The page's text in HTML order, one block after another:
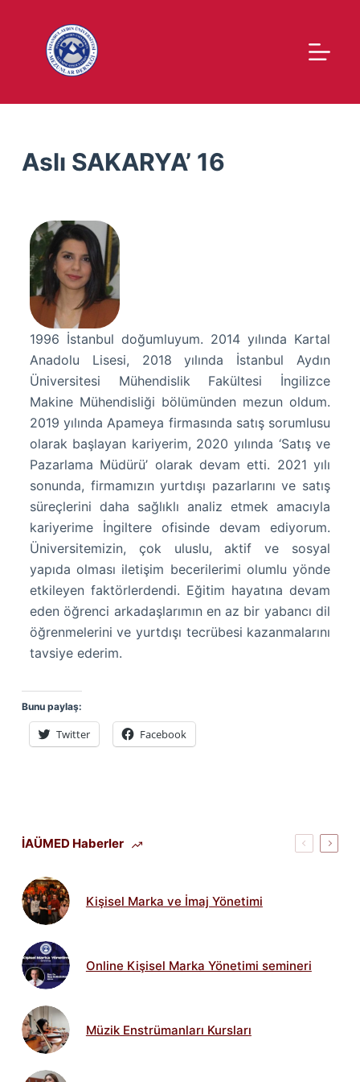
t
oAslı SAKARYA’ 16
1996 İstanbul doğumluyum. 2014 yılında Kartal
Anadolu Lisesi, 2018 yılında İstanbul Aydın
Üniversitesi Mühendislik Fakültesi İngilizce
Makine Mühendisliği bölümünden mezun oldum.
2019 yılında Apameya firmasında satış sorumlusu
olarak başlayan kariyerim, 2020 yılında ‘Satış ve
Pazarlama Müdürü’ olarak devam etti. 2021 yılı
sonunda, firmamızın yurtdışı pazarlarını ve satış
süreçlerini daha sağlıklı analiz etmek amacıyla
kariyerime İngiltere ofisinde devam ediyorum.
Üniversitemizin, çok uluslu, aktif ve sosyal
yapıda olması iletişim becerilerimi olumlu yönde
etkileyen faktörlerdendi. Eğitim hayatına devam
eden öğrenci arkadaşlarımın en az bir yabancı dil
öğrenmelerini ve yurtdışı tecrübesi kazanmalarını
tavsiye ederim.
Bunu paylaş:
Twitter Facebook
İAÜMED Haberler
Kişisel Marka ve İmaj Yönetimi
Online Kişisel Marka Yönetimi semineri
Müzik Enstrümanları Kursları